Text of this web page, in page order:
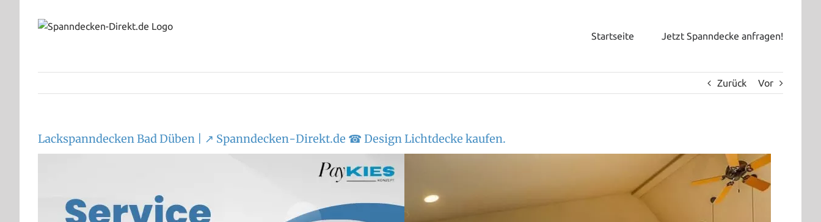
Startseite Jetzt Spanndecke anfragen!
Zurück Vor
Lackspanndecken Bad Düben | ↗️ Spanndecken-Direkt.de ☎ Design Lichtdecke kaufen.